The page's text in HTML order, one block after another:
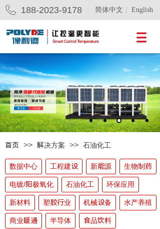
首页 >> 解决方案 >> 石油化工
数据中心 工程建设 新能源 生物制药
电镀/阳极氧化 石油化工 环保应用
新材料 塑胶行业 机械设备 水产养殖
商业暖通 半导体 食品饮料
188-2023-9178 简体中文 English